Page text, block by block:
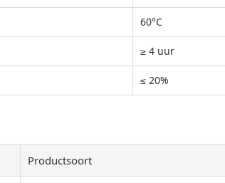
60°C
≥ 4 uur
≤ 20%
Productsoort